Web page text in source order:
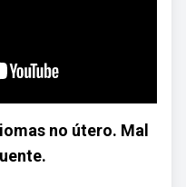
no útero. Mal